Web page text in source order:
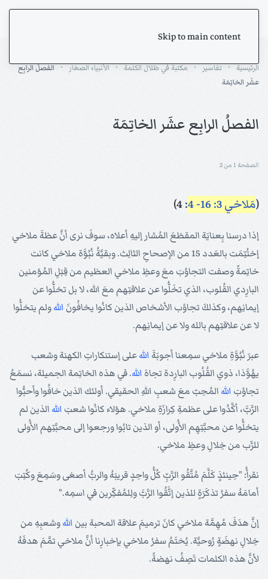
Skip to main content
الرئيسية تفاسير مكتبة في ظلال الكلمة الأنبياء الصغار
الفصلُ الرابِع
عشَر الخاتِمَة
الفصلُ الرابِع عشَر الخاتِمَة
الصفحة 1 من 2
(مَلاخي 3: 16- 4 : 4)
إذا درسنا بِعنايَة المقطَعَ المُشار إليهِ أعلاه، سوفَ نرى أنَّ عظةَ ملاخي
إختُتِمَت بالعَدد 15 من الإصحاحِ الثالِث. وبقيَّةُ نُبُوَّة ملاخي كانت
خاتِمةً وصفت التجاوُبَ معَ وعظِ ملاخي العظيم من قِبَلِ المُؤمنين
البارِدي القُلوب، الذي تخَلُّوا عن علاقتِهم معَ الله، لا بل تخلُّوا عن
إيمانِهم، وكذلكَ تجاوُب الأشخاص الذين كانُوا يخافُونَ اللهولم يتخلُّوا
لا عن علاقتِهم بالله ولا عن إيمانِهم.
عبرَ نُبُوَّةِ ملاخي سمِعنا أجوبَةَ اللهعلى إستنكاراتِ الكهنة وشعب
يهُوَّذا، ذوي القُلُوب البارِدة تجاهَ الله. في هذه الخاتِمة الجميلة، نسمَعُ
تجاوُبَ الله المُحِبّ معَ شعبِ اللهِ الحقيقي. أولئك الذين خافُوا وأحبُّوا
الرَّبَّ، أكَّدُوا على عظمةِ كِرازَةِ ملاخي. هؤلاء كانُوا شعبَ الله الذين لم
يتخلُّوا عن محبَّتِهِم الأُولى، أو الذين تابُوا ورجعوا إلى محبَّتِهم الأُولى
للرَّب من خِلالِ وعظِ ملاخي.
نقرأُ: "حِينئذٍ كَلَّمَ مُتَّقُو الرَّبِّ كُلُّ واحِدٍ قريبَهُ والربُّ أصغى وسَمِعَ وكُتِبَ
أمامَهُ سفرُ تذكَرَةٍ للذين إتَّقُوا الرَّبَّ ولِلمُفكِّرين في اسمِه."
إنَّ هدَفَ مُهِمَّة ملاخي كانَ ترميمَ علاقة المحبة بين اللهوشعبِهِ من
خِلالِ نهضَةٍ رُوحيَّة. يُختَمُ سفرُ ملاخي بإخبارِنا أنَّ ملاخي تمَّمَ هدفَهُ
لأنَّ هذه الكلمات تَصِفُ نهضةً.